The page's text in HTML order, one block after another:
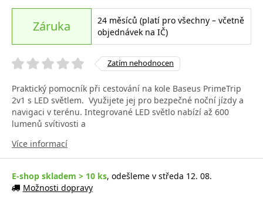
Záruka
24 měsíců (platí pro všechny – včetně
objednávek na IČ)
Zatím nehodnocen
Praktický pomocník při cestování na kole Baseus PrimeTrip
2v1 s LED světlem. Využijete jej pro bezpečné noční jízdy a
navigaci v terénu. Integrované LED světlo nabízí až 600
lumenů svítivosti a
Více informací
E-shop skladem > 10 ks, odešleme v středa 12. 08.
Možnosti dopravy